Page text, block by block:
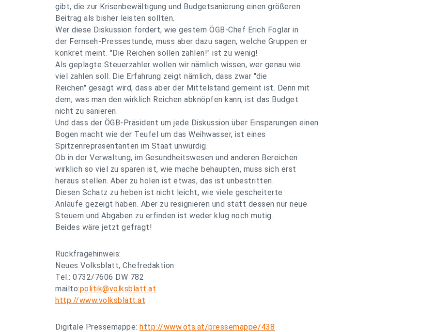
gibt, die zur Krisenbewältigung und Budgetsanierung einen größeren
Beitrag als bisher leisten sollten.
Wer diese Diskussion fordert, wie gestern ÖGB-Chef Erich Foglar in
der Fernseh-Pressestunde, muss aber dazu sagen, welche Gruppen er
konkret meint. "Die Reichen sollen zahlen!" ist zu wenig!
Als geplagte Steuerzahler wollen wir nämlich wissen, wer genau wie
viel zahlen soll. Die Erfahrung zeigt nämlich, dass zwar "die
Reichen" gesagt wird, dass aber der Mittelstand gemeint ist. Denn mit
dem, was man den wirklich Reichen abknöpfen kann, ist das Budget
nicht zu sanieren.
Und dass der ÖGB-Präsident um jede Diskussion über Einsparungen einen
Bogen macht wie der Teufel um das Weihwasser, ist eines
Spitzenrepräsentanten im Staat unwürdig.
Ob in der Verwaltung, im Gesundheitswesen und anderen Bereichen
wirklich so viel zu sparen ist, wie mache behaupten, muss sich erst
heraus stellen. Aber zu holen ist etwas, das ist unbestritten.
Diesen Schatz zu heben ist nicht leicht, wie viele gescheiterte
Anläufe gezeigt haben. Aber zu resignieren und statt dessen nur neue
Steuern und Abgaben zu erfinden ist weder klug noch mutig.
Beides wäre jetzt gefragt!
Rückfragehinweis:
Neues Volksblatt, Chefredaktion
Tel.: 0732/7606 DW 782
mailto:politik@volksblatt.at
http://www.volksblatt.at
Digitale Pressemappe: http://www.ots.at/pressemappe/438